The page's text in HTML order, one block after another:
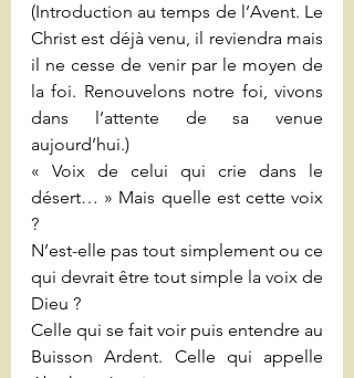
(Introduction au temps de l’Avent. Le
Christ est déjà venu, il reviendra mais
il ne cesse de venir par le moyen de
la foi. Renouvelons notre foi, vivons
dans l’attente de sa venue
aujourd’hui.)
« Voix de celui qui crie dans le
désert… » Mais quelle est cette voix
?
N’est-elle pas tout simplement ou ce
qui devrait être tout simple la voix de
Dieu ?
Celle qui se fait voir puis entendre au
Buisson Ardent. Celle qui appelle